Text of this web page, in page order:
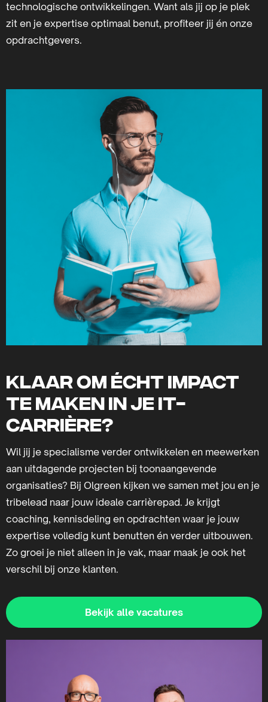
technologische ontwikkelingen. Want als jij op je plek
zit en je expertise optimaal benut, profiteer jij én onze
opdrachtgevers.
Klaar om écht impact
te maken in je IT-
carrière?
Wil jij je specialisme verder ontwikkelen en meewerken
aan uitdagende projecten bij toonaangevende
organisaties? Bij Olgreen kijken we samen met jou en je
tribelead naar jouw ideale carrièrepad. Je krijgt
coaching, kennisdeling en opdrachten waar je jouw
expertise volledig kunt benutten én verder uitbouwen.
Zo groei je niet alleen in je vak, maar maak je ook het
verschil bij onze klanten.
Bekijk alle vacatures